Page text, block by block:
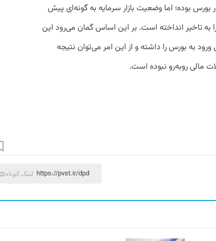
بوده؛ اما وضعیت بازار سرمایه به گونه‌ای پیش
به تاخیر انداخته است. بر این اساس گمان می‌رود این
به بورس را داشته و از این امر می‌توان نتیجه
مالی روبه‌رو نبوده است.
لینک کوتاه https://pvst.ir/dpd